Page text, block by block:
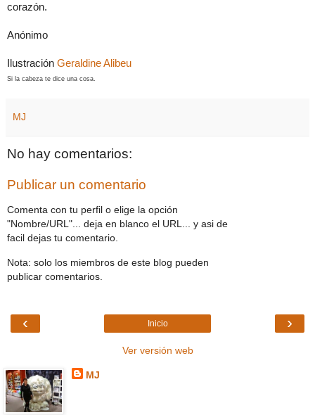
corazón.
Anónimo
Ilustración Geraldine Alibeu
Si la cabeza te dice una cosa.
MJ
No hay comentarios:
Publicar un comentario
Comenta con tu perfil o elige la opción
"Nombre/URL"... deja en blanco el URL... y asi de
facil dejas tu comentario.
Nota: solo los miembros de este blog pueden
publicar comentarios.
‹ ›
Inicio
Ver versión web
MJ